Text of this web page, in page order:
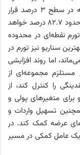
خواهد بود. بر اساس برآوردها، اگر تورم ماهانه در سطح ۳ درصد قرار
گیرد، تورم نقطه‌به‌نقطه در پایان مرداد ۱۴۰۵ به حدود ۸۲.۷ درصد خواهد
۵ درصدی نیز تورم نقطه‌ای در محدوده
سناریو نیز تورم در
اما روند افزایشی
مستلزم مجموعه‌ای از
را کنترل کند، از
متغیرهای پولی و
تسهیل واردات و
عرضه کمک کند. در
یک عامل کمکی در مسیر